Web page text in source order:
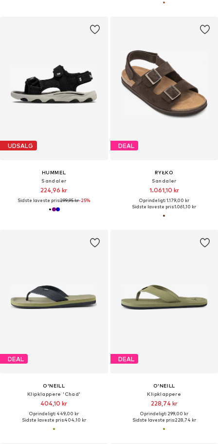
UDSALG
HUMMEL
Sandaler
224,96 kr
Sidste laveste pris:299,95 kr-25%
DEAL
RYŁKO
Sandaler
1.061,10 kr
Oprindeligt: 1.179,00 kr
Sidste laveste pris:1.061,10 kr
DEAL
O'NEILL
Klipklappere 'Chad'
404,10 kr
Oprindeligt: 449,00 kr
Sidste laveste pris:404,10 kr
DEAL
O'NEILL
Klipklappere
228,74 kr
Oprindeligt: 299,00 kr
Sidste laveste pris:228,74 kr